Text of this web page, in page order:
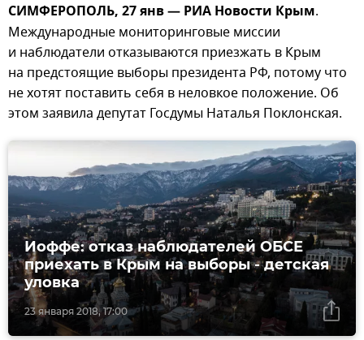
СИМФЕРОПОЛЬ, 27 янв — РИА Новости Крым.
Международные мониторинговые миссии
и наблюдатели отказываются приезжать в Крым
на предстоящие выборы президента РФ, потому что
не хотят поставить себя в неловкое положение. Об
этом заявила депутат Госдумы Наталья Поклонская.
23 января 2018, 17:00
Иоффе: отказ наблюдателей ОБСЕ
приехать в Крым на выборы - детская
уловка